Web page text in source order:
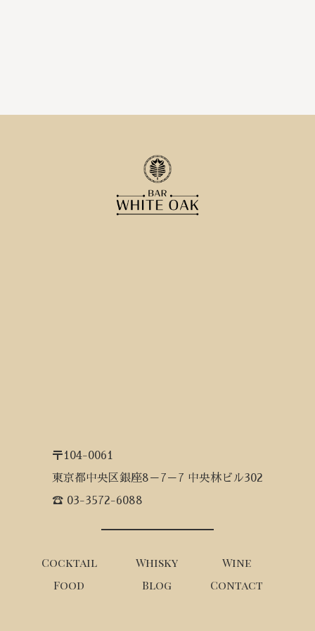
〒104-0061
東京都中央区銀座8－7－7 中央林ビル302
☎ 03-3572-6088
Cocktail Whisky
Wine
Food
Blog Contact